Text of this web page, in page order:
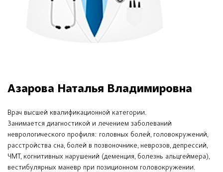
Азарова Наталья Владимировна
Врач высшей квалификационной категории.
Занимается диагностикой и лечением заболеваний
неврологического профиля: головных болей, головокружений,
расстройства сна, болей в позвоночнике, неврозов, депрессий,
ЧМТ, когнитивных нарушений (деменция, болезнь альцгеймера),
вестибулярных маневр при позиционном головокружении.